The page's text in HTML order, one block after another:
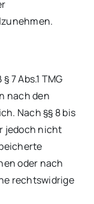
7 Abs.1 TMG
nach den
Nach §§ 8 bis
jedoch nicht
oder nach
rechtswidrige